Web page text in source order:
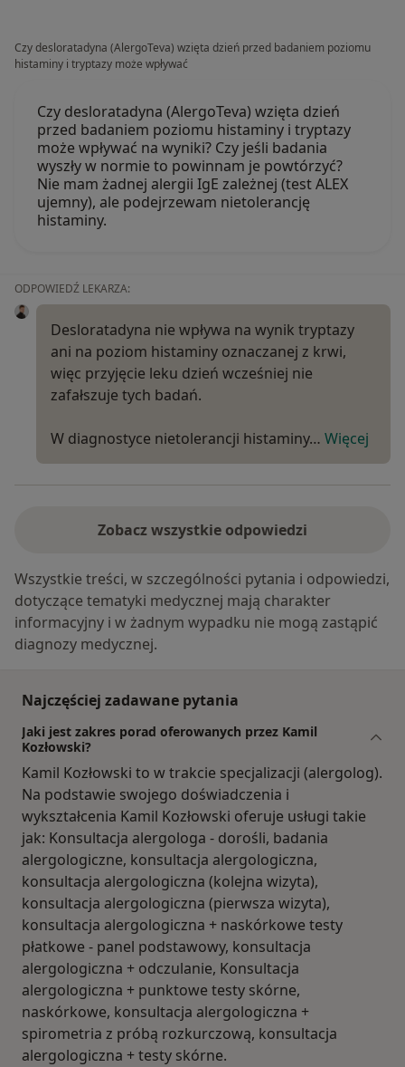
Czy desloratadyna (AlergoTeva) wzięta dzień przed badaniem poziomu
histaminy i tryptazy może wpływać
Czy desloratadyna (AlergoTeva) wzięta dzień
przed badaniem poziomu histaminy i tryptazy
może wpływać na wyniki? Czy jeśli badania
wyszły w normie to powinnam je powtórzyć?
Nie mam żadnej alergii IgE zależnej (test ALEX
ujemny), ale podejrzewam nietolerancję
histaminy.
ODPOWIEDŹ LEKARZA:
Desloratadyna nie wpływa na wynik tryptazy
ani na poziom histaminy oznaczanej z krwi,
więc przyjęcie leku dzień wcześniej nie
zafałszuje tych badań.
W diagnostyce nietolerancji histaminy… Więcej
Zobacz wszystkie odpowiedzi
Wszystkie treści, w szczególności pytania i odpowiedzi,
dotyczące tematyki medycznej mają charakter
informacyjny i w żadnym wypadku nie mogą zastąpić
diagnozy medycznej.
Najczęściej zadawane pytania
Jaki jest zakres porad oferowanych przez Kamil
Kozłowski?
Kamil Kozłowski to w trakcie specjalizacji (alergolog).
Na podstawie swojego doświadczenia i
wykształcenia Kamil Kozłowski oferuje usługi takie
jak: Konsultacja alergologa - dorośli, badania
alergologiczne, konsultacja alergologiczna,
konsultacja alergologiczna (kolejna wizyta),
konsultacja alergologiczna (pierwsza wizyta),
konsultacja alergologiczna + naskórkowe testy
płatkowe - panel podstawowy, konsultacja
alergologiczna + odczulanie, Konsultacja
alergologiczna + punktowe testy skórne,
naskórkowe, konsultacja alergologiczna +
spirometria z próbą rozkurczową, konsultacja
alergologiczna + testy skórne.